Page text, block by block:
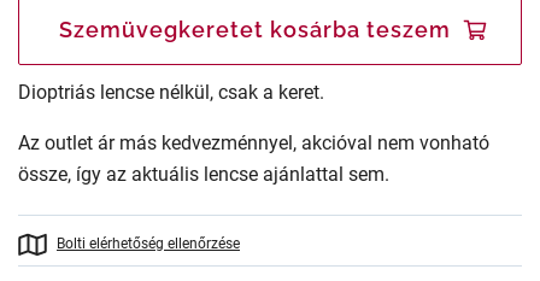
Szemüvegkeretet kosárba teszem
Dioptriás lencse nélkül, csak a keret.
Az outlet ár más kedvezménnyel, akcióval nem vonható
össze, így az aktuális lencse ajánlattal sem.
Bolti elérhetőség ellenőrzése